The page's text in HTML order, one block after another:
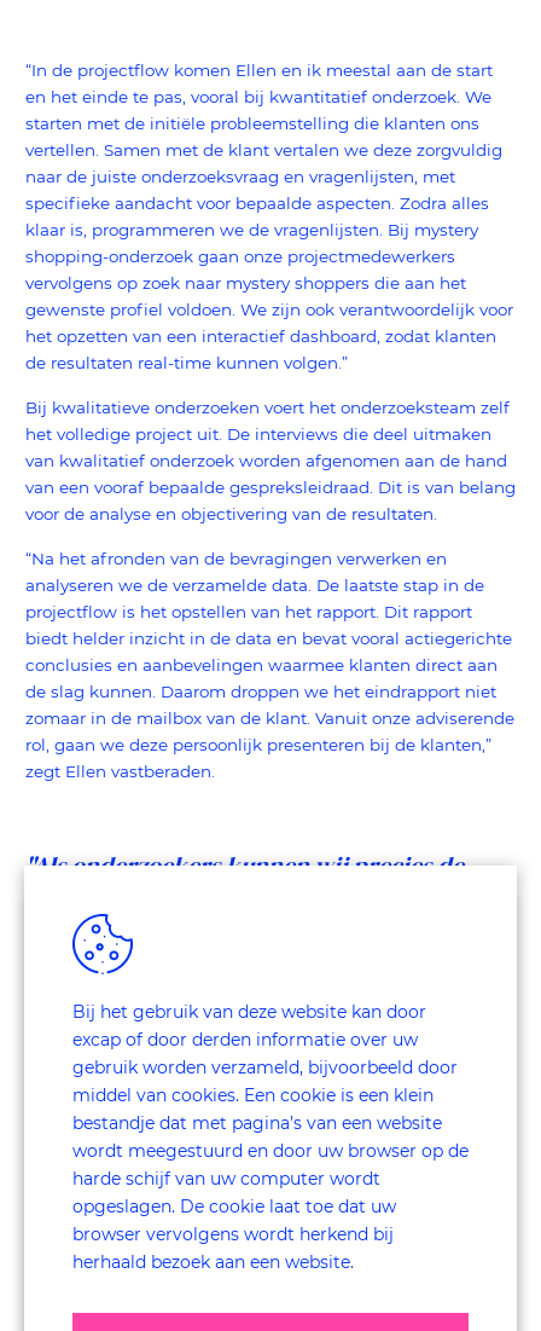
“In de projectflow komen Ellen en ik meestal aan de start
en het einde te pas, vooral bij kwantitatief onderzoek. We
starten met de initiële probleemstelling die klanten ons
vertellen. Samen met de klant vertalen we deze zorgvuldig
naar de juiste onderzoeksvraag en vragenlijsten, met
specifieke aandacht voor bepaalde aspecten. Zodra alles
klaar is, programmeren we de vragenlijsten. Bij mystery
shopping-onderzoek gaan onze projectmedewerkers
vervolgens op zoek naar mystery shoppers die aan het
gewenste profiel voldoen. We zijn ook verantwoordelijk voor
het opzetten van een interactief dashboard, zodat klanten
de resultaten real-time kunnen volgen.”
Bij kwalitatieve onderzoeken voert het onderzoeksteam zelf
het volledige project uit. De interviews die deel uitmaken
van kwalitatief onderzoek worden afgenomen aan de hand
van een vooraf bepaalde gespreksleidraad. Dit is van belang
voor de analyse en objectivering van de resultaten.
“Na het afronden van de bevragingen verwerken en
analyseren we de verzamelde data. De laatste stap in de
projectflow is het opstellen van het rapport. Dit rapport
biedt helder inzicht in de data en bevat vooral actiegerichte
conclusies en aanbevelingen waarmee klanten direct aan
de slag kunnen. Daarom droppen we het eindrapport niet
zomaar in de mailbox van de klant. Vanuit onze adviserende
rol, gaan we deze persoonlijk presenteren bij de klanten,”
zegt Ellen vastberaden.
"Als onderzoekers kunnen wij precies de
wat goed of niet goed loopt, en waarom.” -
Ellen
Bij het gebruik van deze website kan door
excap of door derden informatie over uw
gebruik worden verzameld, bijvoorbeeld door
middel van cookies. Een cookie is een klein
bestandje dat met pagina’s van een website
wordt meegestuurd en door uw browser op de
harde schijf van uw computer wordt
opgeslagen. De cookie laat toe dat uw
browser vervolgens wordt herkend bij
herhaald bezoek aan een website.